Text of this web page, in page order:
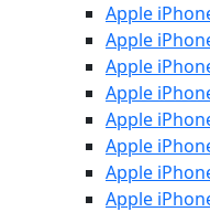
Apple
Apple
Apple
Apple
Apple
Apple
Apple
Apple